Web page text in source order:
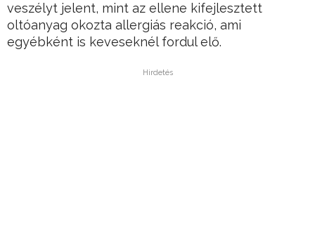
veszélyt jelent, mint az ellene kifejlesztett
oltóanyag okozta allergiás reakció, ami
egyébként is keveseknél fordul elő.
Hirdetés